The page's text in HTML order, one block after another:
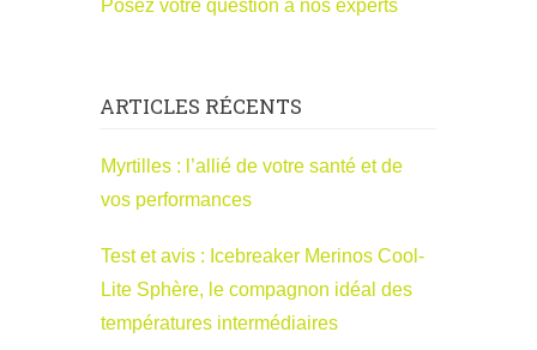
Posez votre question à nos experts
ARTICLES RÉCENTS
Myrtilles : l’allié de votre santé et de
vos performances
Test et avis : Icebreaker Merinos Cool-
Lite Sphère, le compagnon idéal des
températures intermédiaires